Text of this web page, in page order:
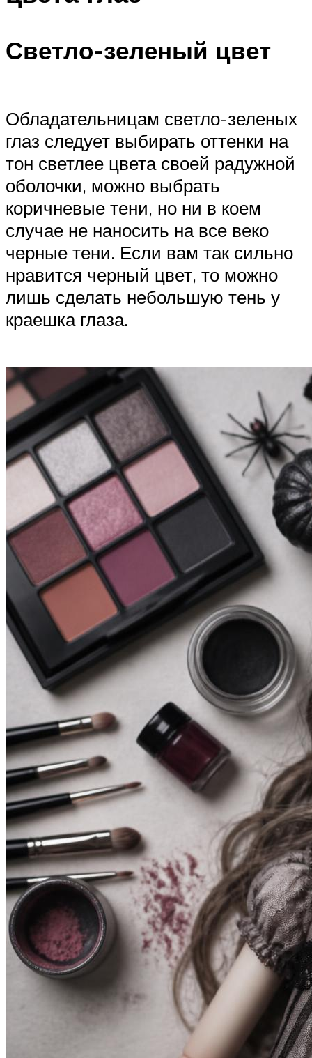
Светло-зеленый цвет
Обладательницам светло-зеленых
глаз следует выбирать оттенки на
тон светлее цвета своей радужной
оболочки, можно выбрать
коричневые тени, но ни в коем
случае не наносить на все веко
черные тени. Если вам так сильно
нравится черный цвет, то можно
лишь сделать небольшую тень у
краешка глаза.